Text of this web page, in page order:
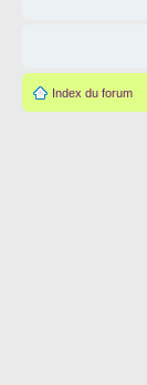
Index du forum